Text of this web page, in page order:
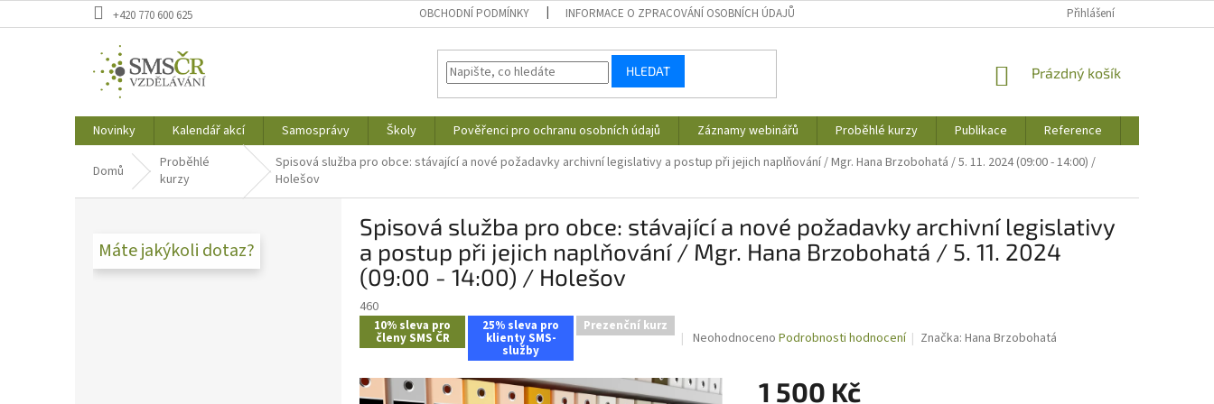
na
+420 770 600 625 OBCHODNÍ PODMÍNKY INFORMACE O ZPRACOVÁNÍ OSOBNÍCH ÚDAJŮ Přihlášení
HLEDAT
NÁKUPNÍ
Prázdný košík
Novinky Kalendář akcí Samosprávy Školy Pověřenci pro ochranu osobních údajů Záznamy webinářů Proběhlé kurzy Publikace Reference
Domů
Proběhlé
kurzy
Spisová služba pro obce: stávající a nové požadavky archivní legislativy a postup při jejich naplňování / Mgr. Hana Brzobohatá / 5. 11. 2024 (09:00 - 14:00) /
Holešov
Máte jakýkoli dotaz?
Spisová služba pro obce: stávající a nové požadavky archivní legislativy
a postup při jejich naplňování / Mgr. Hana Brzobohatá / 5. 11. 2024
(09:00 - 14:00) / Holešov
460
10% sleva pro
členy SMS ČR
25% sleva pro
klienty SMS-
služby
Prezenční kurz
Průměrné
je
Neohodnoceno Podrobnosti hodnocení Značka:Hana Brzobohatá
1 500 Kč